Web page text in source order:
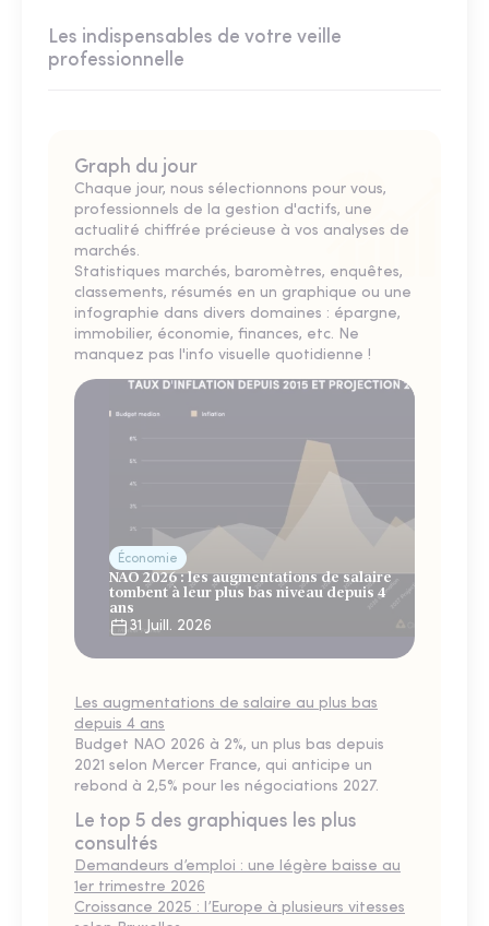
Les indispensables de votre veille
professionnelle
Graph du jour
Chaque jour, nous sélectionnons pour vous,
professionnels de la gestion d'actifs, une
actualité chiffrée précieuse à vos analyses de
marchés.
Statistiques marchés, baromètres, enquêtes,
classements, résumés en un graphique ou une
infographie dans divers domaines : épargne,
immobilier, économie, finances, etc. Ne
manquez pas l'info visuelle quotidienne !
Économie
NAO 2026 : les augmentations de salaire
tombent à leur plus bas niveau depuis 4
ans
31 Juill. 2026
Les augmentations de salaire au plus bas
depuis 4 ans
Budget NAO 2026 à 2%, un plus bas depuis
2021 selon Mercer France, qui anticipe un
rebond à 2,5% pour les négociations 2027.
Le top 5 des graphiques les plus
consultés
Demandeurs d’emploi : une légère baisse au
1er trimestre 2026
Croissance 2025 : l’Europe à plusieurs vitesses